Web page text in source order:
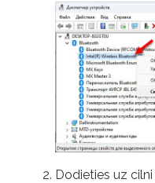
Dodieties uz cilni